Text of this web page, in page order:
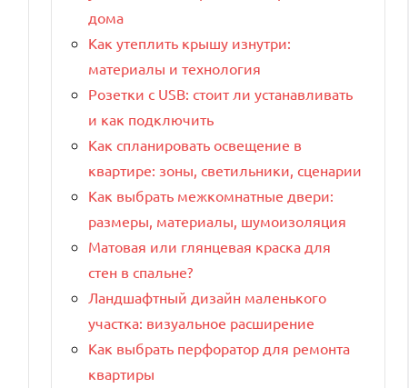
дома
Как утеплить крышу изнутри:
материалы и технология
Розетки с USB: стоит ли устанавливать
и как подключить
Как спланировать освещение в
квартире: зоны, светильники, сценарии
Как выбрать межкомнатные двери:
размеры, материалы, шумоизоляция
Матовая или глянцевая краска для
стен в спальне?
Ландшафтный дизайн маленького
участка: визуальное расширение
Как выбрать перфоратор для ремонта
квартиры